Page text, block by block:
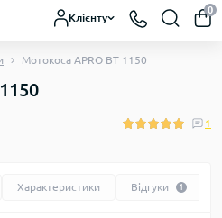
Клієнту
0
Мотокоса APRO ВТ 1150
1
Характеристики Відгуки 1